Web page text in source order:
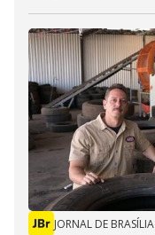
JORNAL DE BRASÍLIA